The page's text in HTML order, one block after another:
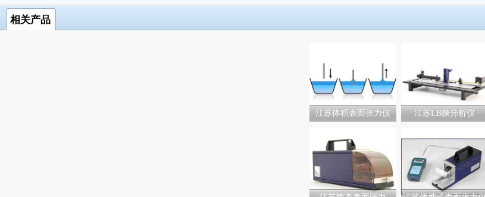
相关产品
江苏体积表面张力仪 江苏LB膜分析仪